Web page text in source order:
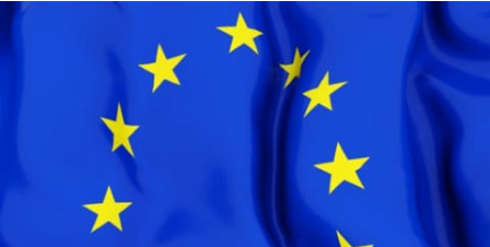
إقتصاد فن
منوعات